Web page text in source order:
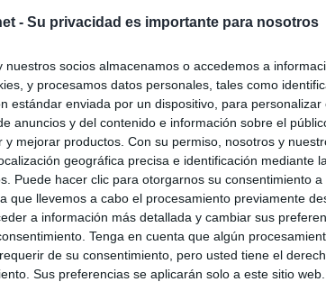
- Su privacidad es importante para nosotros
nuestros socios almacenamos o accedemos a
y procesamos datos personales, tales como
estándar enviada por un dispositivo, para personalizar
anuncios y del contenido e información sobre el
y mejorar productos. Con su permiso, nosotros y
geográfica precisa e identificación mediante
Puede hacer clic para otorgarnos su consentimiento
que llevemos a cabo el procesamiento previamente
a información más detallada y cambiar sus
Tenga en cuenta que algún
de su consentimiento, pero usted tiene el
Sus preferencias se aplicarán solo a este sitio